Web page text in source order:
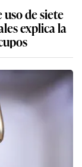
de siete
explica la